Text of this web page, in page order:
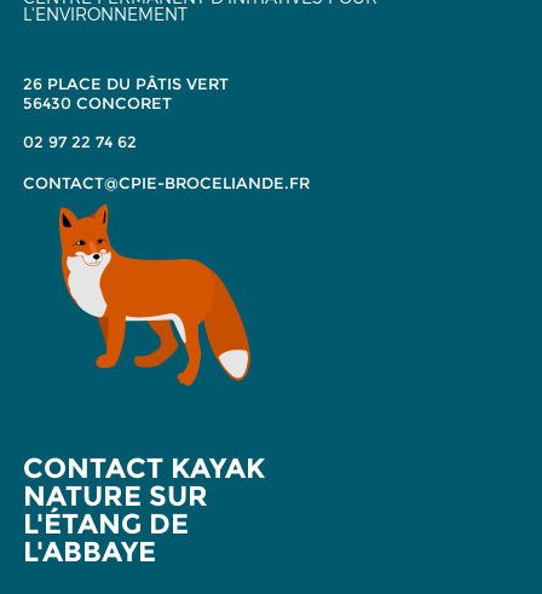
L'ENVIRONNEMENT
26 PLACE DU PÂTIS VERT
56430 CONCORET
02 97 22 74 62
CONTACT@CPIE-BROCELIANDE.FR
CONTACT KAYAK
NATURE SUR
L'ÉTANG DE
L'ABBAYE